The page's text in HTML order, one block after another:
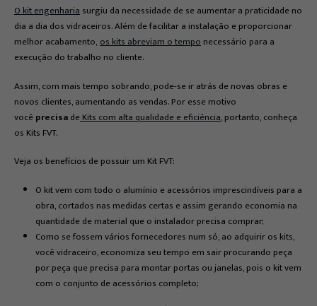
O kit engenhariasurgiu da necessidade de se aumentar a praticidade no
dia a dia dos vidraceiros. Além de facilitar a instalação e proporcionar
melhor acabamento,os kits abreviam o temponecessário para a
execução do trabalho no cliente.
Assim, com mais tempo sobrando, pode-se ir atrás de novas obras e
novos clientes, aumentando as vendas. Por esse motivo
vocêprecisadeKits com alta qualidade e eficiência, portanto, conheça
os Kits FVT.
Veja os benefícios de possuir um Kit FVT:
O kit vem com todo o alumínio e acessórios imprescindíveis para a
obra, cortados nas medidas certas e assim gerando economia na
quantidade de material que o instalador precisa comprar;
Como se fossem vários fornecedores num só, ao adquirir os kits,
você vidraceiro, economiza seu tempo em sair procurando peça
por peça que precisa para montar portas ou janelas, pois o kit vem
com o conjunto de acessórios completo;